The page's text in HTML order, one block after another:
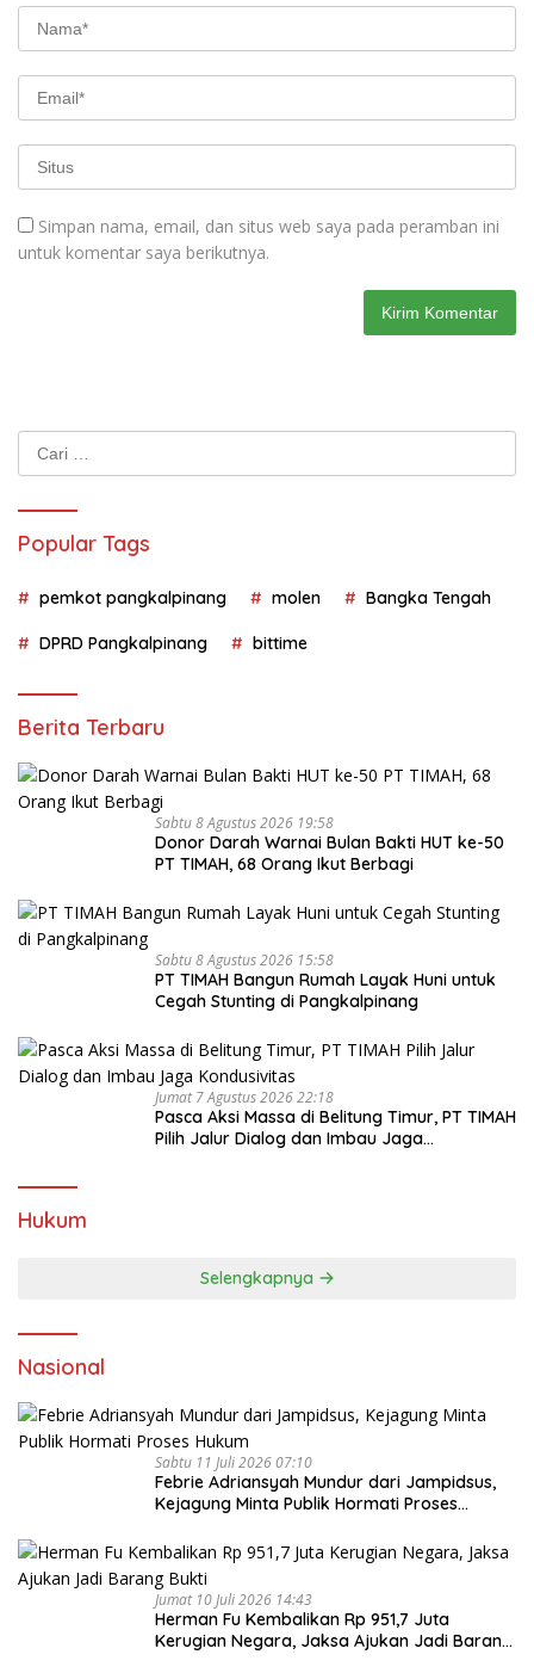
Simpan nama, email, dan situs web saya pada peramban ini
untuk komentar saya berikutnya.
Cari
untuk:
Popular Tags
pemkot pangkalpinang molen Bangka Tengah
DPRD Pangkalpinang bittime
Berita Terbaru
Sabtu 8 Agustus 2026 19:58
Donor Darah Warnai Bulan Bakti HUT ke-50
PT TIMAH, 68 Orang Ikut Berbagi
Sabtu 8 Agustus 2026 15:58
PT TIMAH Bangun Rumah Layak Huni untuk
Cegah Stunting di Pangkalpinang
Jumat 7 Agustus 2026 22:18
Pasca Aksi Massa di Belitung Timur, PT TIMAH
Pilih Jalur Dialog dan Imbau Jaga
Hukum
Selengkapnya
Nasional
Sabtu 11 Juli 2026 07:10
Febrie Adriansyah Mundur dari Jampidsus,
Kejagung Minta Publik Hormati Proses
Jumat 10 Juli 2026 14:43
Herman Fu Kembalikan Rp 951,7 Juta
Kerugian Negara, Jaksa Ajukan Jadi Barang